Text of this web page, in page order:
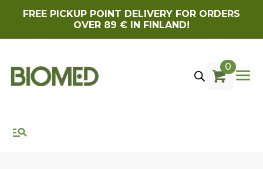
FREE PICKUP POINT DELIVERY FOR ORDERS
OVER 89 € IN FINLAND!
0